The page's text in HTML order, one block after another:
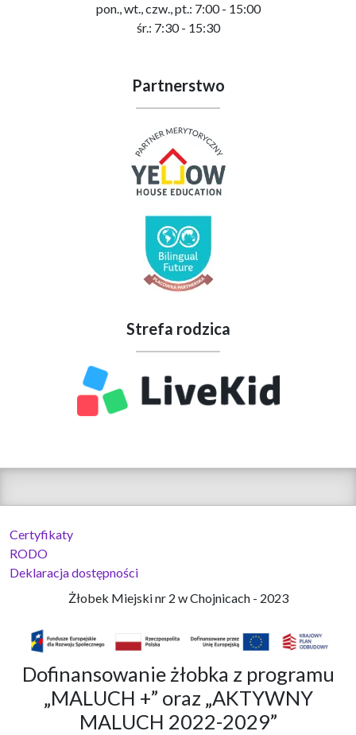
pon., wt., czw., pt.: 7:00 - 15:00
śr.: 7:30 - 15:30
Partnerstwo
Strefa rodzica
Certyfikaty
RODO
Deklaracja dostępności
Żłobek Miejski nr 2 w Chojnicach - 2023
Dofinansowanie żłobka z programu
„MALUCH +” oraz „AKTYWNY
MALUCH 2022-2029”